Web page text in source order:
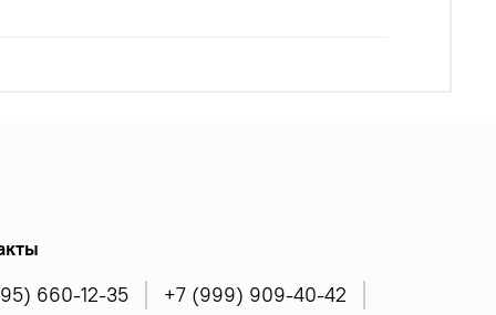
660-12-35
+7 (999) 909-40-42